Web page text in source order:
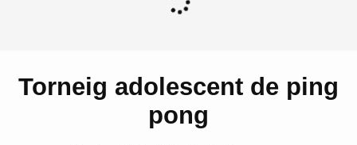
Torneig adolescent de ping
pong